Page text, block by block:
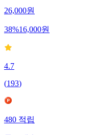
26,000원
38%16,000원
4.7
(193)
480적립